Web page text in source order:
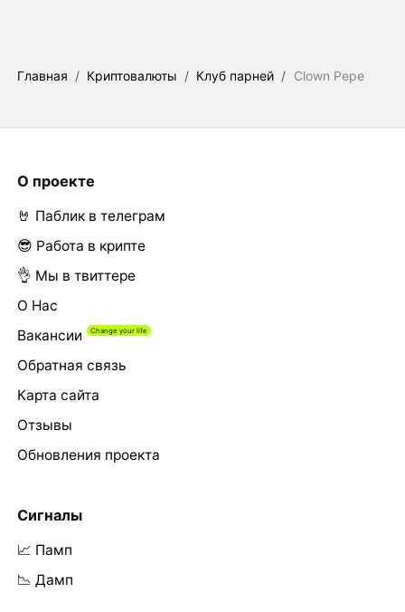
Главная / Криптовалюты / Клуб парней / Clown Pepe
О проекте
🤘 Паблик в телеграм
😎 Работа в крипте
👌 Мы в твиттере
О Нас
Вакансии
Обратная связь
Карта сайта
Отзывы
Обновления проекта
Сигналы
📈 Памп
📉 Дамп